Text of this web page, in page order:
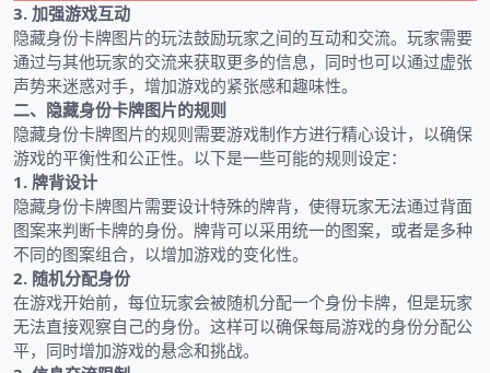
3. 加强游戏互动
隐藏身份卡牌图片的玩法鼓励玩家之间的互动和交流。玩家需要
通过与其他玩家的交流来获取更多的信息，同时也可以通过虚张
声势来迷惑对手，增加游戏的紧张感和趣味性。
二、隐藏身份卡牌图片的规则
隐藏身份卡牌图片的规则需要游戏制作方进行精心设计，以确保
游戏的平衡性和公正性。以下是一些可能的规则设定：
1. 牌背设计
隐藏身份卡牌图片需要设计特殊的牌背，使得玩家无法通过背面
图案来判断卡牌的身份。牌背可以采用统一的图案，或者是多种
不同的图案组合，以增加游戏的变化性。
2. 随机分配身份
在游戏开始前，每位玩家会被随机分配一个身份卡牌，但是玩家
无法直接观察自己的身份。这样可以确保每局游戏的身份分配公
平，同时增加游戏的悬念和挑战。